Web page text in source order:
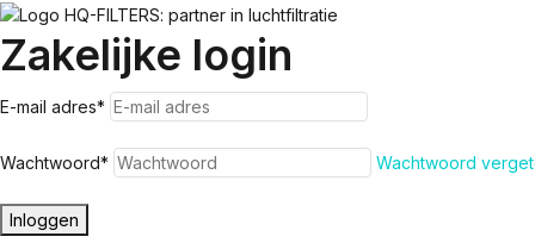
Zakelijke login
E-mail adres*
Wachtwoord* Wachtwoord
Inloggen